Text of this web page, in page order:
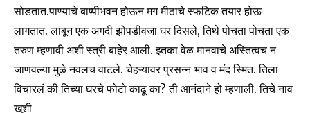
सोडतात.पाण्याचे बाष्पीभवन होऊन मग मीठाचे स्फटिक तयार होऊ
लागतात. लांबून एक अगदी झोपडीवजा घर दिसले, तिथे पोचता पोचता एक
तरुण म्हणावी अशी स्त्री बाहेर आली. इतका वेळ मानवाचे अस्तित्वच न
जाणवल्या मुळे नवलच वाटले. चेहऱ्यावर प्रसन्न भाव व मंद स्मित. तिला
विचारलं की तिच्या घरचे फोटो काढू का? ती आनंदाने हो म्हणाली. तिचे नाव
खुशी